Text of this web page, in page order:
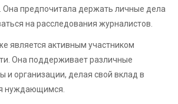
Она предпочитала держать личные дела
на расследования журналистов.
является активным участником
Она поддерживает различные
и организации, делая свой вклад в
нуждающимся.